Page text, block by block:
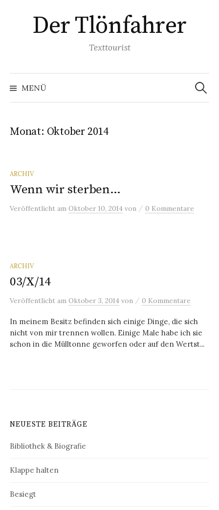
Der Tlönfahrer
Texttourist
MENÜ
Suchen
nach:
Monat: Oktober 2014
ARCHIV
Wenn wir sterben…
Veröffentlicht am Oktober 10, 2014 von / 0 Kommentare
ARCHIV
03/X/14
Veröffentlicht am Oktober 3, 2014 von / 0 Kommentare
In meinem Besitz befinden sich einige Dinge, die sich
nicht von mir trennen wollen. Einige Male habe ich sie
schon in die Mülltonne geworfen oder auf den Wertst...
NEUESTE BEITRÄGE
Bibliothek & Biografie
Klappe halten
Besiegt